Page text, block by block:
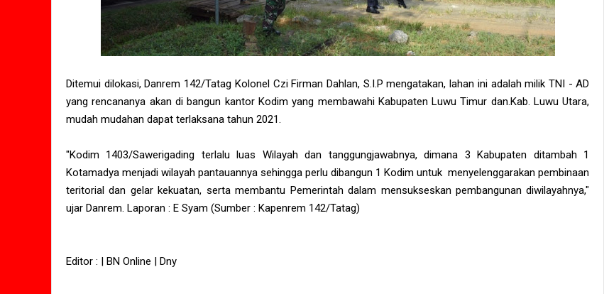
Ditemui dilokasi, Danrem 142/Tatag Kolonel Czi Firman Dahlan, S.I.P mengatakan, lahan ini adalah milik TNI - AD
yang rencananya akan di bangun kantor Kodim yang membawahi Kabupaten Luwu Timur dan.Kab. Luwu Utara,
mudah mudahan dapat terlaksana tahun 2021.
"Kodim 1403/Sawerigading terlalu luas Wilayah dan tanggungjawabnya, dimana 3 Kabupaten ditambah 1
Kotamadya menjadi wilayah pantauannya sehingga perlu dibangun 1 Kodim untuk menyelenggarakan pembinaan
teritorial dan gelar kekuatan, serta membantu Pemerintah dalam mensukseskan pembangunan diwilayahnya,"
ujar Danrem. Laporan : E Syam (Sumber : Kapenrem 142/Tatag)
Editor : | BN Online | Dny